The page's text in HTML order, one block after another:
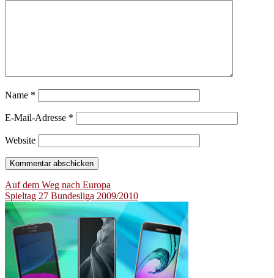
Name *
E-Mail-Adresse *
Website
Beitragsnavigation
Auf dem Weg nach Europa
Spieltag 27 Bundesliga 2009/2010